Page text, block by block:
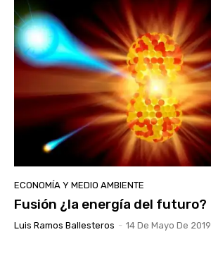
ECONOMÍA Y MEDIO AMBIENTE
Fusión ¿la energía del futuro?
Luis Ramos Ballesteros - 14 De Mayo De 2019